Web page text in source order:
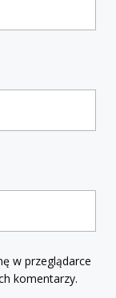
w przeglądarce
komentarzy.